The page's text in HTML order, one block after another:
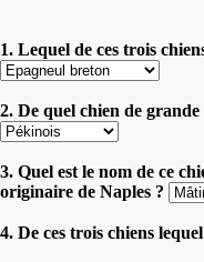
1. Lequel de ces trois
2. De quel chien de
3. Quel est le nom de ce
originaire de Naples ?
4. De ces trois chiens